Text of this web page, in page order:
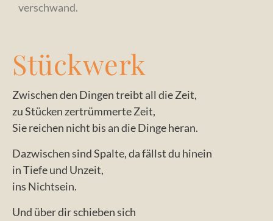
verschwand.
Stückwerk
Zwischen den Dingen treibt all die Zeit,
zu Stücken zertrümmerte Zeit,
Sie reichen nicht bis an die Dinge heran.
Dazwischen sind Spalte, da fällst du hinein
in Tiefe und Unzeit,
ins Nichtsein.
Und über dir schieben sich